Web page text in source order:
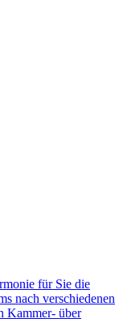
für Sie die
nach verschiedenen
Kammer- über